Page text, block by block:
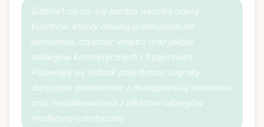
Gabinet cieszy się bardzo wysoką oceną
klientów, którzy chwalą profesjonalizm
personelu, czystość wnętrz oraz jakość
zabiegów kosmetycznych i fryzjerskich.
Pojawiają się jednak pojedyncze sygnały
dotyczące problemów z dostępnością terminów
oraz niezadowolenia z efektów zabiegów
medycyny estetycznej.